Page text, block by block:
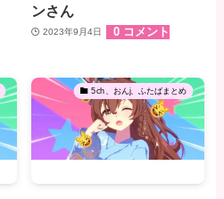
ンさん
2023年9月4日 0 コメント
5ch、おんj、ふたばまとめ